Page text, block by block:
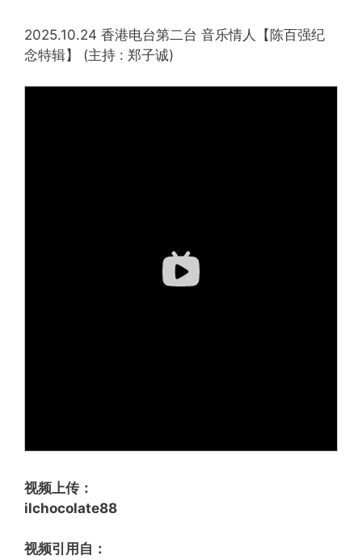
2025.10.24 香港电台第二台 音乐情人【陈百强纪
念特辑】 (主持 : 郑子诚)
视频上传：
ilchocolate88
视频引用自：